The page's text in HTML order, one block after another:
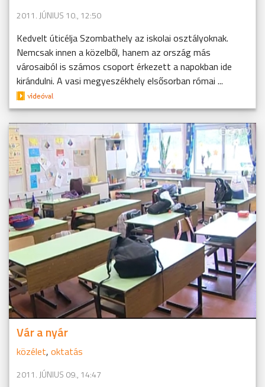
2011. JÚNIUS 10., 12:50
Kedvelt úticélja Szombathely az iskolai osztályoknak.
Nemcsak innen a közelből, hanem az ország más
városaiból is számos csoport érkezett a napokban ide
kirándulni. A vasi megyeszékhely elsősorban római ...
Vár a nyár
közélet, oktatás
2011. JÚNIUS 09., 14:47